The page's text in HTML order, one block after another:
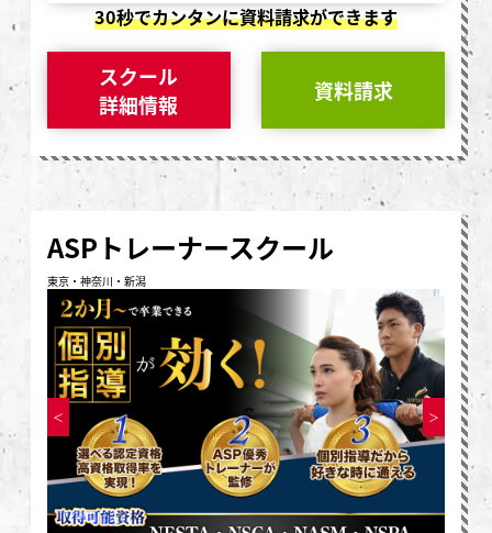
30秒でカンタンに資料請求ができます
スクール
詳細情報
資料請求
ASPトレーナースクール
東京・神奈川・新潟